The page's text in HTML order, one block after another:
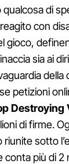
di
con
gioco,
sia ai
della
petizioni
Destroying
di firme.
sotto
conta più di 2